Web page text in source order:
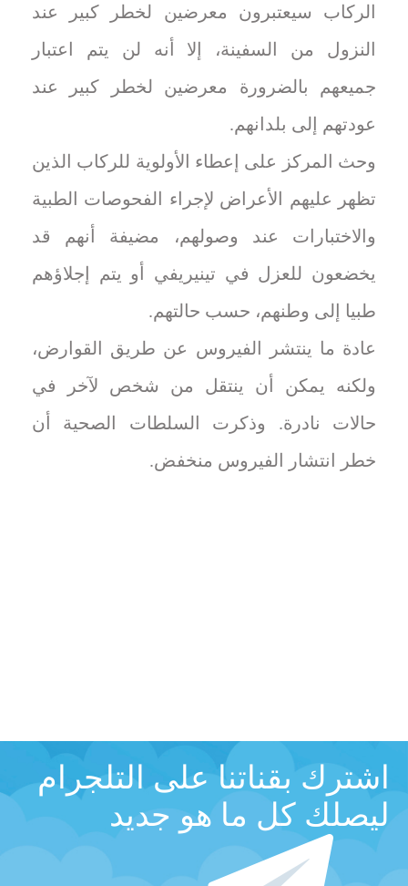
الركاب سيعتبرون معرضين لخطر كبير عند
النزول من السفينة، إلا أنه لن يتم اعتبار
جميعهم بالضرورة معرضين لخطر كبير عند
عودتهم إلى بلدانهم.
وحث المركز على إعطاء الأولوية للركاب الذين
تظهر عليهم الأعراض لإجراء الفحوصات الطبية
والاختبارات عند وصولهم، مضيفة أنهم قد
يخضعون للعزل في تينيريفي أو يتم إجلاؤهم
طبيا إلى وطنهم، حسب حالتهم.
عادة ما ينتشر الفيروس عن طريق القوارض،
ولكنه يمكن أن ينتقل من شخص لآخر في
حالات نادرة. وذكرت السلطات الصحية أن
خطر انتشار الفيروس منخفض.
اشترك بقناتنا على التلجرام
ليصلك كل ما هو جديد